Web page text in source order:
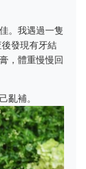
。我遇過一隻
發現有牙結
，體重慢慢回
亂補。